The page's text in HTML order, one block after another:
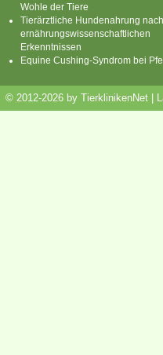
Wohle der Tiere
Tierärztliche Hundenahrung nach
ernährungswissenschaftlichen
Erkenntnissen
Equine Cushing-Syndrom bei
© 2012-2026 by TierklinikenNet |